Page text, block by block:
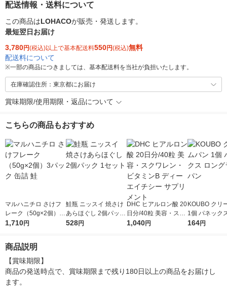
配送情報・送料について
この商品はLOHACOが販売・発送します。
最短翌日お届け
3,780円(税込)以上で基本配送料550円(税込)無料
配送料について
※一部の商品につきましては、基本配送料を当社が負担いたします。
在庫確認住所：東京都にお届け
賞味期限/使用期限・返品について
こちらの商品もおすすめ
マルハニチロ さけフ
レーク（50g×2個）3
パック 缶詰 鮭
1,710円
鮭瓶 ニッスイ 焼さけ
あらほぐし 2個パック
1セット
528円
DHC ヒアルロン酸 20
日分/40粒 美容・スク
ワレン・ビタミンB デ
1,040円
KOUBO クリ
1個 パネック
グライフパン
164円
商品説明
【賞味期限】
商品の発送時点で、賞味期限まで残り180日以上の商品をお届けし
ます。